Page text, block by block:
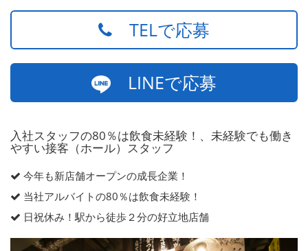
TELで応募
LINEで応募
入社スタッフの80％は飲食未経験！、未経験でも働き
やすい接客（ホール）スタッフ
今年も新店舗オープンの成長企業！
当社アルバイトの80％は飲食未経験！
日祝休み！駅から徒歩２分の好立地店舗